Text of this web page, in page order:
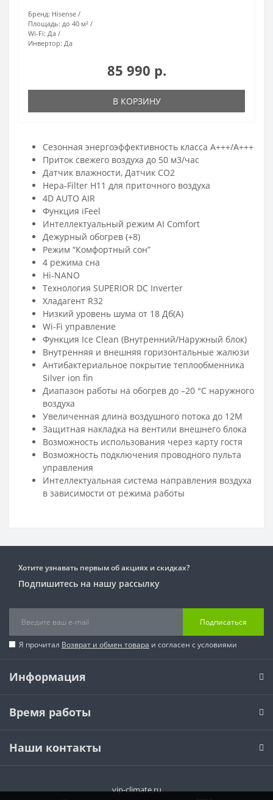
Бренд: Hisense
Площадь: до 40 м²
Wi-Fi: Да
Инвертор: Да
85 990 р.
В КОРЗИНУ
Сезонная энергоэффективность класса А+++/A+++
Приток свежего воздуха до 50 м3/час
Датчик влажности, Датчик CO2
Hepa-Filter H11 для приточного воздуха
4D AUTO AIR
Функция iFeel
Интеллектуальный режим AI Comfort
Дежурный обогрев (+8)
Режим “Комфортный сон”
4 режима сна
Hi-NANO
Технология SUPERIOR DC Inverter
Хладагент R32
Низкий уровень шума от 18 Дб(А)
Wi-Fi управление
Функция Ice Clean (Внутренний/Наружный блок)
Внутренняя и внешняя горизонтальные жалюзи
Антибактериальное покрытие теплообменника
Silver ion fin
Диапазон работы на обогрев до –20 °С наружного
воздуха
Увеличенная длина воздушного потока до 12М
Защитная накладка на вентили внешнего блока
Возможность использования через карту гостя
Возможность подключения проводного пульта
управления
Интеллектуальная система направления воздуха
в зависимости от режима работы
Хотите узнавать первым об акциях и скидках?
Подпишитесь на нашу рассылку
Подписаться
Я прочитал Возврат и обмен товара и согласен с условиями
Информация
Время работы
Наши контакты
vip-climate.ru